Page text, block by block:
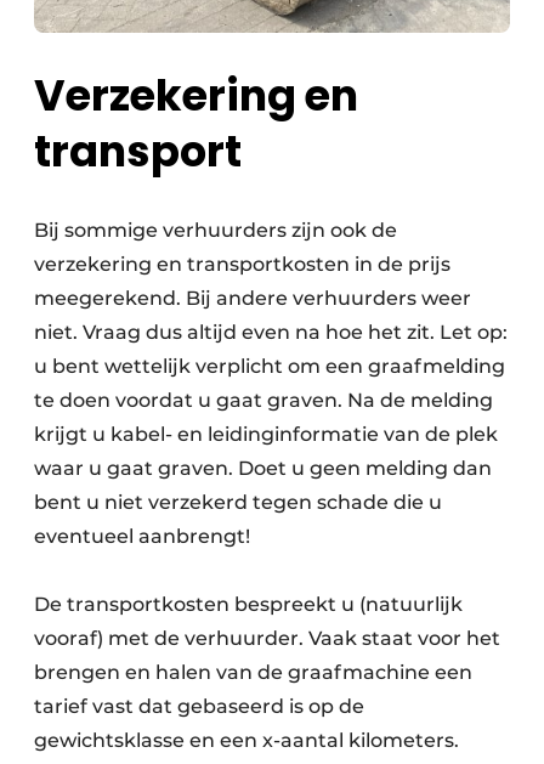
Verzekering en
transport
Bij sommige verhuurders zijn ook de
verzekering en transportkosten in de prijs
meegerekend. Bij andere verhuurders weer
niet. Vraag dus altijd even na hoe het zit. Let op:
u bent wettelijk verplicht om een graafmelding
te doen voordat u gaat graven. Na de melding
krijgt u kabel- en leidinginformatie van de plek
waar u gaat graven. Doet u geen melding dan
bent u niet verzekerd tegen schade die u
eventueel aanbrengt!
De transportkosten bespreekt u (natuurlijk
vooraf) met de verhuurder. Vaak staat voor het
brengen en halen van de graafmachine een
tarief vast dat gebaseerd is op de
gewichtsklasse en een x-aantal kilometers.